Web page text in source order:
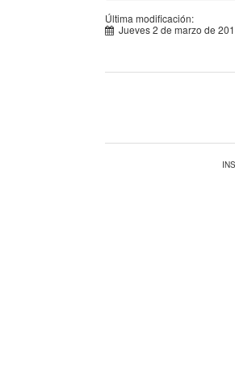
Última modificación:
Jueves 2 de marzo de